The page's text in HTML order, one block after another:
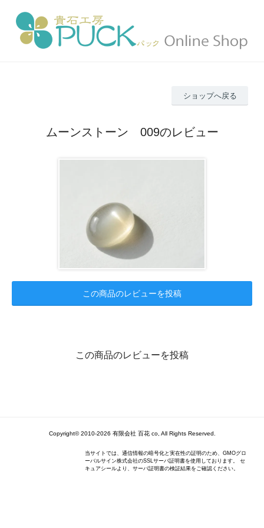
ショップへ戻る
ムーンストーン 009のレビュー
この商品のレビューを投稿
この商品のレビューを投稿
Copyright© 2010-2026 有限会社 百花 co, All Rights Reserved.
当サイトでは、通信情報の暗号化と実在性の証明のため、GMOグロ
ーバルサイン株式会社のSSLサーバ証明書を使用しております。 セ
キュアシールより、サーバ証明書の検証結果をご確認ください。